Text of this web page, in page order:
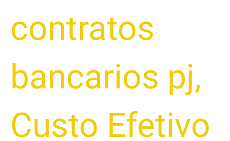
contratos
bancarios pj,
Custo Efetivo